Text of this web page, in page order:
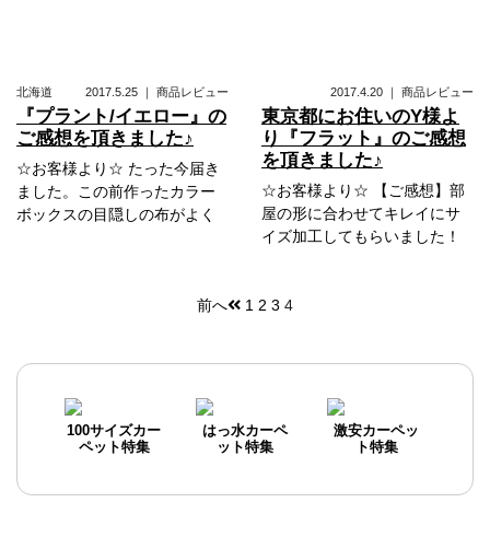
北海道 2017.5.25 ｜ 商品レビュー
『プラント/イエロー』の
ご感想を頂きました♪
☆お客様より☆ たった今届き
ました。この前作ったカラー
ボックスの目隠しの布がよく
2017.4.20 ｜ 商品レビュー
東京都にお住いのY様よ
り『フラット』のご感想
を頂きました♪
☆お客様より☆ 【ご感想】部
屋の形に合わせてキレイにサ
イズ加工してもらいました！
稿
ナ
ビ
前へ 1 2 3 4
100サイズカー
ペット特集
はっ水カーペ
ット特集
激安カーペッ
ト特集